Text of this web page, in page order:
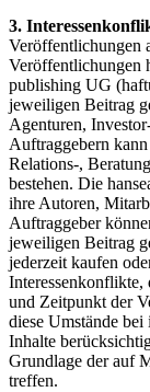
3.
Veröffentlichungen
Veröffentlichungen
publishing UG
jeweiligen Beitrag
Agenturen,
Auftraggebern
Relations-,
bestehen. Die
ihre Autoren,
Auftraggeber
jeweiligen Beitrag
jederzeit kaufen
und Zeitpunkt der
diese Umstände
Inhalte
Grundlage der auf
treffen.